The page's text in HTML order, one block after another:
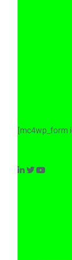
[mc4wp_form